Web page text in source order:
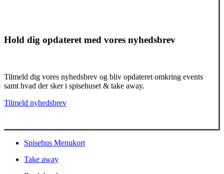
Hold dig opdateret med vores nyhedsbrev
Tilmeld dig vores nyhedsbrev og bliv opdateret omkring events
samt hvad der sker i spisehuset & take away.
Tilmeld nyhedsbrev
Close
Spisehus Menukort
Take away